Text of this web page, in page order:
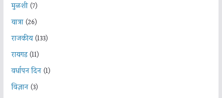
मुळशी(7)
यात्रा(26)
राजकीय(133)
रायगड(11)
वर्धापन दिन(1)
विज्ञान(3)